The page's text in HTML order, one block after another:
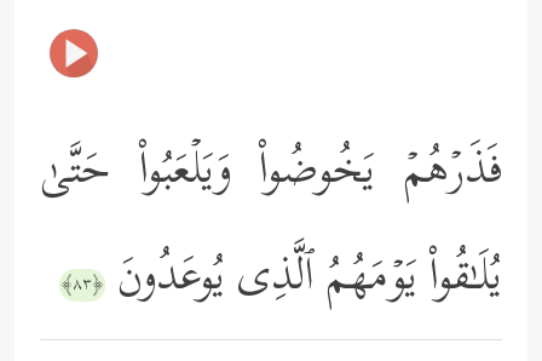
فَذَرۡهُمۡ یَخُوضُواْ وَیَلۡعَبُواْ حَتَّىٰ
یُلَـٰقُواْ یَوۡمَهُمُ ٱلَّذِی یُوعَدُونَ ﴿٨٣﴾